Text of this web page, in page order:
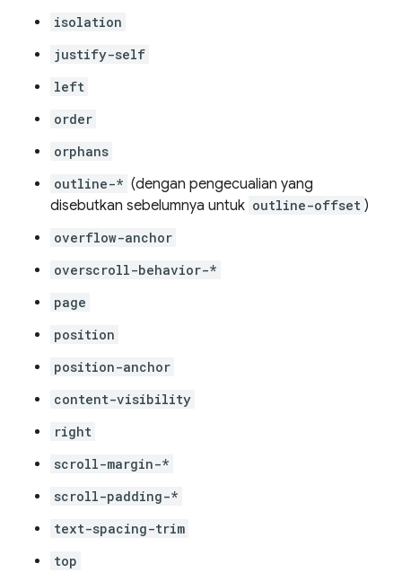
isolation
justify-self
left
order
orphans
outline-* (dengan pengecualian yang
disebutkan sebelumnya untuk outline-offset )
overflow-anchor
overscroll-behavior-*
page
position
position-anchor
content-visibility
right
scroll-margin-*
scroll-padding-*
text-spacing-trim
top